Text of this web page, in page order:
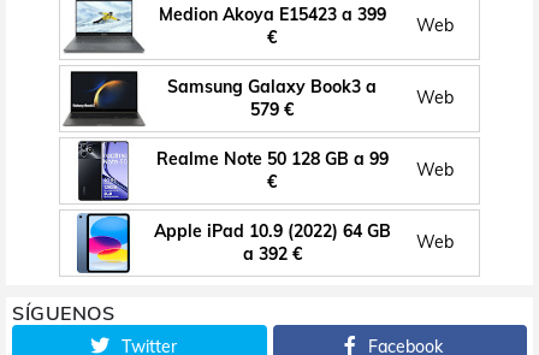
Medion Akoya E15423 a 399
€
Web
Samsung Galaxy Book3 a
579 €
Web
Realme Note 50 128 GB a 99
€
Web
Apple iPad 10.9 (2022) 64 GB
a 392 €
Web
SÍGUENOS
Twitter Facebook